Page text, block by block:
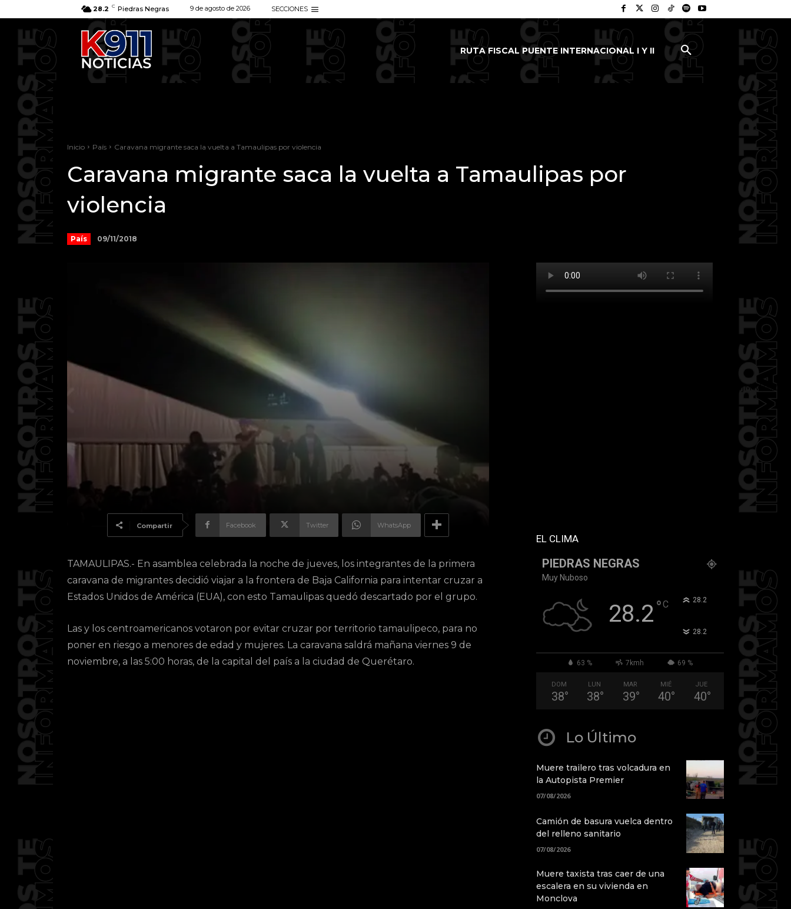
28.2 C Piedras Negras 9 de agosto de 2026 SECCIONES
RUTA FISCAL PUENTE INTERNACIONAL I Y II
Inicio País Caravana migrante saca la vuelta a Tamaulipas por violencia
Caravana migrante saca la vuelta a Tamaulipas por
violencia
País 09/11/2018
Compartir Facebook Twitter WhatsApp
TAMAULIPAS.- En asamblea celebrada la noche de jueves, los integrantes de la primera
caravana de migrantes decidió viajar a la frontera de Baja California para intentar cruzar a
Estados Unidos de América (EUA), con esto Tamaulipas quedó descartado por el grupo.
Las y los centroamericanos votaron por evitar cruzar por territorio tamaulipeco, para no
poner en riesgo a menores de edad y mujeres. La caravana saldrá mañana viernes 9 de
noviembre, a las 5:00 horas, de la capital del país a la ciudad de Querétaro.
EL CLIMA
PIEDRAS NEGRAS
Muy Nuboso
28.2°C 28.2
28.2
63 % 7kmh 69 %
DOM
38°
LUN
38°
MAR
39°
MIÉ
40°
JUE
40°
Lo Último
Muere trailero tras volcadura en
la Autopista Premier
07/08/2026
Camión de basura vuelca dentro
del relleno sanitario
07/08/2026
Muere taxista tras caer de una
escalera en su vivienda en
Monclova